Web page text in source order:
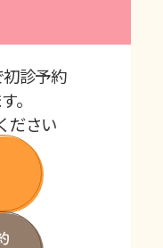
診予約
。
ださい